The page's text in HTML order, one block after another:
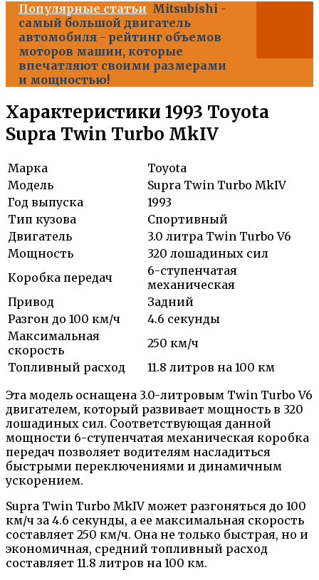
Популярные статьи Mitsubishi -
самый большой двигатель
автомобиля - рейтинг объемов
моторов машин, которые
впечатляют своими размерами
и мощностью!
Характеристики 1993 Toyota
Supra Twin Turbo MkIV
Марка
Toyota
Модель
Supra Twin Turbo MkIV
Год выпуска
1993
Тип кузова
Спортивный
Двигатель
3.0 литра Twin Turbo V6
Мощность
320 лошадиных сил
Коробка передач
6-ступенчатая
механическая
Привод
Задний
Разгон до 100 км/ч
4.6 секунды
Максимальная
скорость
250 км/ч
Топливный расход
11.8 литров на 100 км
Эта модель оснащена 3.0-литровым Twin Turbo V6
двигателем, который развивает мощность в 320
лошадиных сил. Соответствующая данной
мощности 6-ступенчатая механическая коробка
передач позволяет водителям насладиться
быстрыми переключениями и динамичным
ускорением.
Supra Twin Turbo MkIV может разгоняться до 100
км/ч за 4.6 секунды, а ее максимальная скорость
составляет 250 км/ч. Она не только быстрая, но и
экономичная, средний топливный расход
составляет 11.8 литров на 100 км.